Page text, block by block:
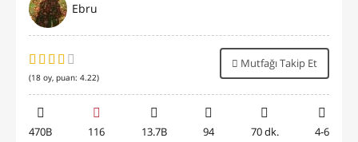
Ebru
(18 oy, puan: 4.22)
Mutfağı Takip Et
470B 116 13.7B 94 70 dk. 4-6